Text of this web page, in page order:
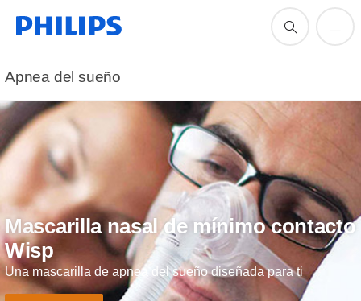
Apnea del sueño
Mascarilla nasal de mínimo contacto
Wisp
Una mascarilla de apnea del sueño diseñada para ti